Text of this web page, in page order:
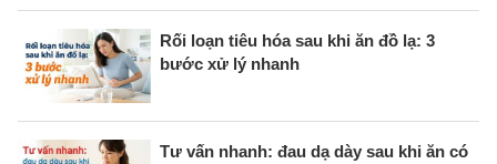
Rối loạn tiêu hóa sau khi ăn đồ lạ: 3
bước xử lý nhanh
Tư vấn nhanh: đau dạ dày sau khi ăn có